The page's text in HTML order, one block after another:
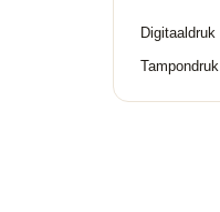
Digitaaldruk
Tampondruk